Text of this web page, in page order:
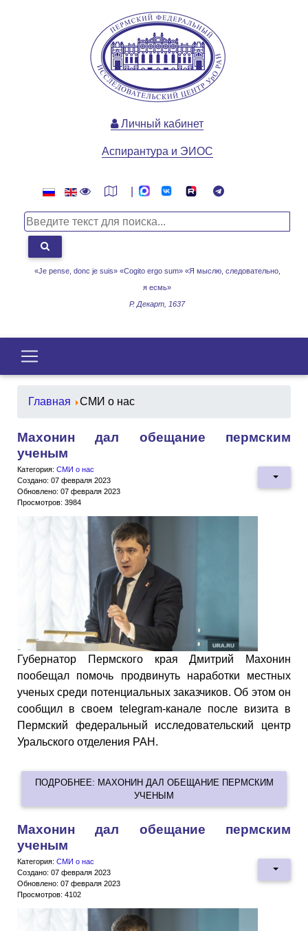
«Je pense, donc je suis» «Cogito ergo sum» «Я мыслю, следовательно,
я есмь»
Р. Декарт, 1637
Личный кабинет
Аспирантура и ЭИОС
Главная СМИ о нас
Махонин дал обещание пермским
ученым
Категория: СМИ о нас
Создано: 07 февраля 2023
Обновлено: 07 февраля 2023
Просмотров: 3984
Губернатор Пермского края Дмитрий Махонин
пообещал помочь продвинуть наработки местных
ученых среди потенциальных заказчиков. Об этом он
сообщил в своем telegram-канале после визита в
Пермский федеральный исследовательский центр
Уральского отделения РАН.
ПОДРОБНЕЕ: МАХОНИН ДАЛ ОБЕЩАНИЕ ПЕРМСКИМ
УЧЕНЫМ
Махонин дал обещание пермским
ученым
Категория: СМИ о нас
Создано: 07 февраля 2023
Обновлено: 07 февраля 2023
Просмотров: 4102